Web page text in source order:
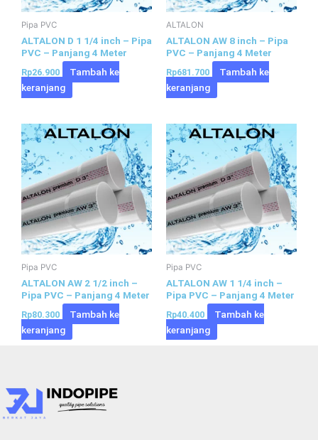
Pipa PVC
ALTALON D 1 1/4 inch – Pipa
PVC – Panjang 4 Meter
Rp26.900
Tambah ke
keranjang
ALTALON
ALTALON AW 8 inch – Pipa
PVC – Panjang 4 Meter
Rp681.700
Tambah ke
keranjang
Pipa PVC
ALTALON AW 2 1/2 inch –
Pipa PVC – Panjang 4 Meter
Rp80.300
Tambah ke
keranjang
Pipa PVC
ALTALON AW 1 1/4 inch –
Pipa PVC – Panjang 4 Meter
Rp40.400
Tambah ke
keranjang